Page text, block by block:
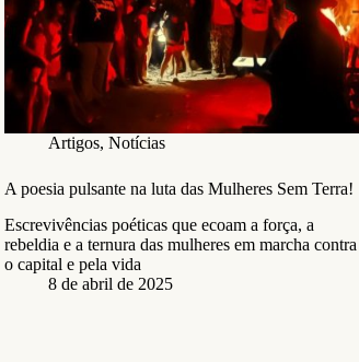
Artigos,Notícias
A poesia pulsante na luta das Mulheres Sem Terra!
Escrevivências poéticas que ecoam a força, a
rebeldia e a ternura das mulheres em marcha contra
o capital e pela vida
8 de abril de 2025